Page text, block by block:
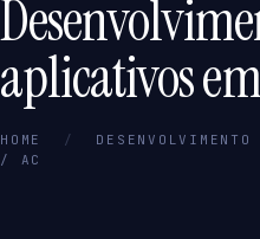
aplicativos
HOME /
/ AC